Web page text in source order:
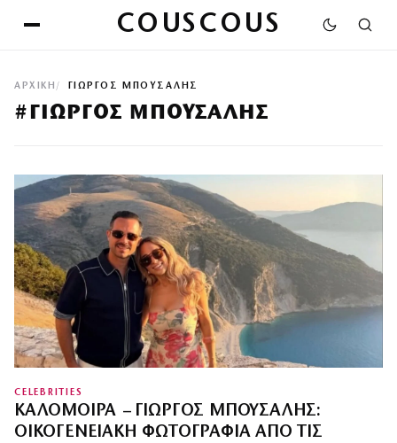
COUSCOUS
ΑΡΧΙΚΉ ΓΙΩΡΓΟΣ ΜΠΟΥΣΑΛΗΣ
#ΓΙΩΡΓΟΣ ΜΠΟΥΣΑΛΗΣ
CELEBRITIES
ΚΑΛΟΜΟΊΡΑ – ΓΙΏΡΓΟΣ ΜΠΟΎΣΑΛΗΣ:
ΟΙΚΟΓΕΝΕΙΑΚΉ ΦΩΤΟΓΡΑΦΊΑ ΑΠΌ ΤΙΣ